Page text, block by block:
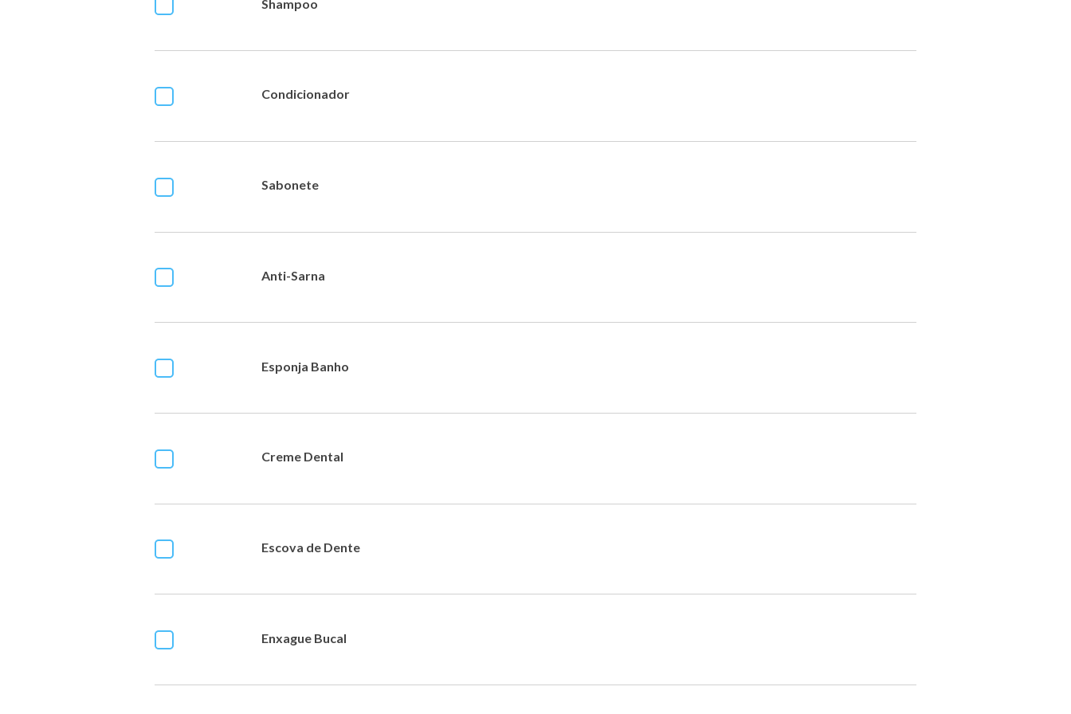
Shampoo
Condicionador
Sabonete
Anti-Sarna
Esponja Banho
Creme Dental
Escova de Dente
Enxague Bucal